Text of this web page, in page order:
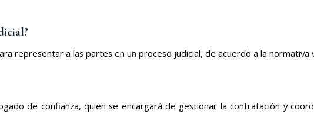
representar a las partes en un proceso judicial, de acuerdo a la normativa
de confianza, quien se encargará de gestionar la contratación y